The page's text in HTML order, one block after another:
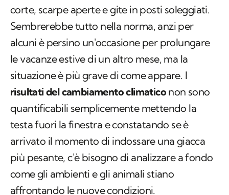
corte, scarpe aperte e gite in posti soleggiati.
Sembrerebbe tutto nella norma, anzi per
alcuni è persino un'occasione per prolungare
le vacanze estive di un altro mese, ma la
situazione è più grave di come appare. I
risultati del cambiamento climatico non sono
quantificabili semplicemente mettendo la
testa fuori la finestra e constatando se è
arrivato il momento di indossare una giacca
più pesante, c'è bisogno di analizzare a fondo
come gli ambienti e gli animali stiano
affrontando le nuove condizioni.